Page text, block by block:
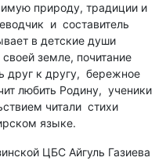
природу, традиции и
и составитель
в детские души
земле, почитание
друг к другу, бережное
любить Родину, ученики
читали стихи
языке.
ЦБС Айгуль Газиева